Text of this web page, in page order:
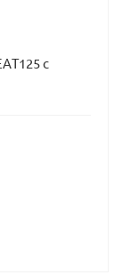
с